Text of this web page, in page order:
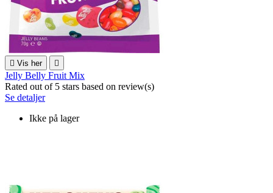
 Vis her 
Jelly Belly Fruit Mix
Rated out of 5 stars based on review(s)
Se detaljer
Ikke på lager